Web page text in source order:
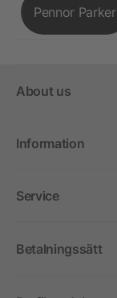
Pennor Parker
About us
Information
Service
Betalningssätt